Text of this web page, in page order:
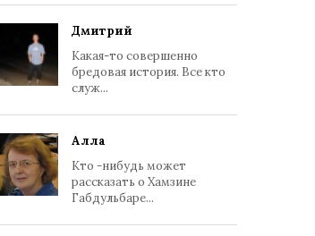
Дмитрий
Какая-то совершенно
бредовая история. Все кто
служ...
Алла
Кто -нибудь может
рассказать о Хамзине
Габдульбаре...